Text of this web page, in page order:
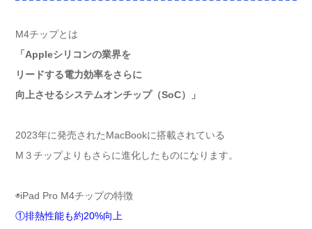
M4チップとは
「Appleシリコンの業界を
リードする電力効率をさらに
向上させるシステムオンチップ（SoC）」
2023年に発売されたMacBookに搭載されている
M３チップよりもさらに進化したものになります。
◉iPad Pro M4チップの特徴
①排熱性能も約20%向上